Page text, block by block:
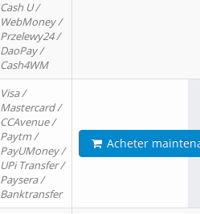
Cash U /
WebMoney /
Przelewy24 /
DaoPay /
Cash4WM
Visa /
Mastercard /
CCAvenue /
Paytm /
PayUMoney /
UPi Transfer /
Paysera /
Banktransfer
Acheter